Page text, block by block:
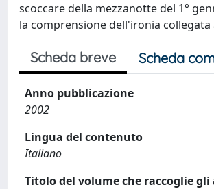
scoccare della mezzanotte del 1°
la comprensione dell'ironia
Scheda breve Scheda
Anno pubblicazione
2002
Lingua del contenuto
Italiano
Titolo del volume che raccoglie